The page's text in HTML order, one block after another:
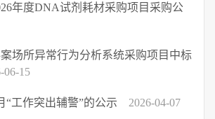
年度DNA试剂耗材采购项目采购公
场所异常行为分析系统采购项目中标
06-15
“工作突出辅警”的公示 2026-04-07